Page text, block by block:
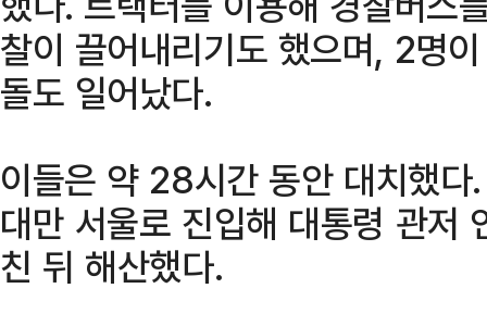
찰이 끌어내리기도 했으며, 2명
돌도 일어났다.
이들은 약 28시간 동안 대치했
대만 서울로 진입해 대통령 관저
친 뒤 해산했다.